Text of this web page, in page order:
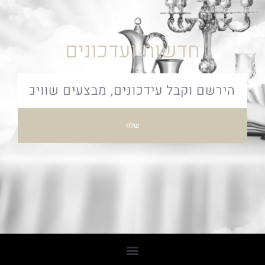
חדשות ועדכונים
שלח